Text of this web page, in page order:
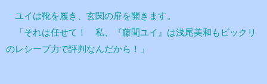
ユイは靴を履き、玄関の扉を開きます。
「それは任せて！ 私、『藤間ユイ』は浅尾美和もビックリ
のレシーブ力で評判なんだから！」